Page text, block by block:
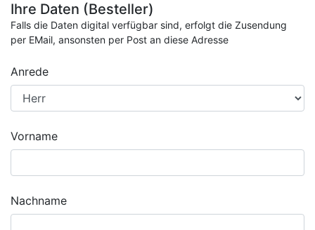
Ihre Daten (Besteller)
Falls die Daten digital verfügbar sind, erfolgt die Zusendung
per EMail, ansonsten per Post an diese Adresse
Anrede
Vorname
Nachname